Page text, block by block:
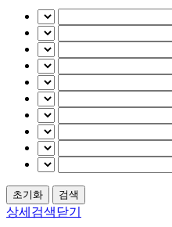
상세검색닫기